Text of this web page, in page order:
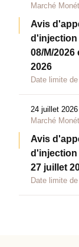
Marché
Avis
d'injection
08/M/2026
2026
Date limite
24 juillet 2026
Marché
Avis
d'injection
27 juillet
Date limite